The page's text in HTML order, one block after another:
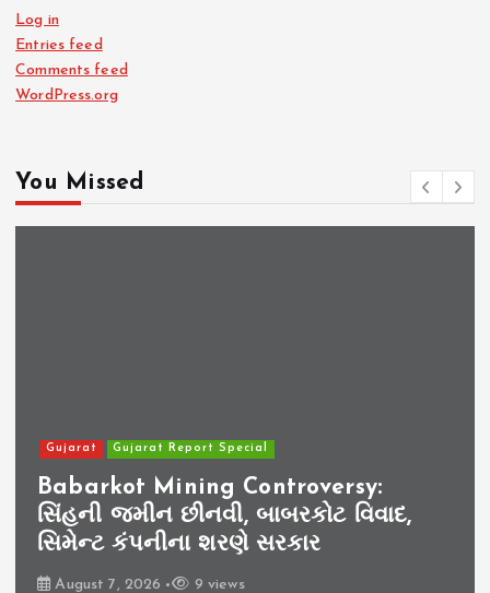
Log in
Entries feed
Comments feed
WordPress.org
You Missed
Gujarat Gujarat Report Special
Babarkot Mining Controversy:
સિંહની જમીન છીનવી, બાબરકોટ વિવાદ,
સિમેન્ટ કંપનીના શરણે સરકાર
August 7, 2026 9 views